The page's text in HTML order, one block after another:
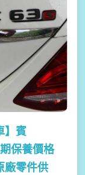
】賓
保養價格
廠零件供